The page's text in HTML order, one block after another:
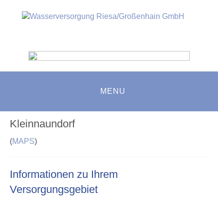
MENU
Kleinnaundorf
(MAPS)
Informationen zu Ihrem
Versorgungsgebiet